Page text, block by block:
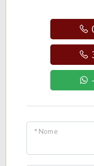
* Nome